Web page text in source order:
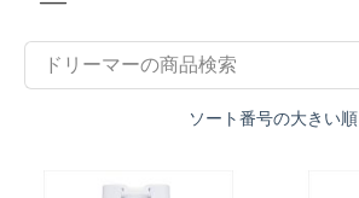
ソート番号の大きい順